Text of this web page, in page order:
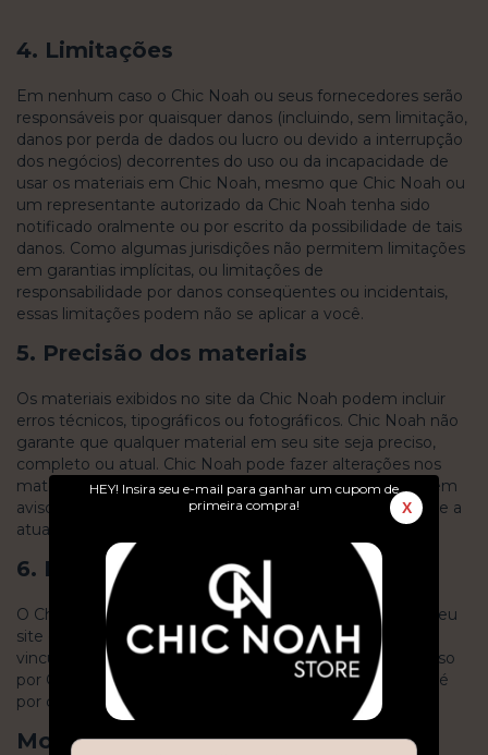
HEY! Insira seu e-mail para ganhar um cupom de
primeira compra!
X
4. Limitações
Em nenhum caso o Chic Noah ou seus fornecedores serão
responsáveis ​​por quaisquer danos (incluindo, sem limitação,
danos por perda de dados ou lucro ou devido a interrupção
dos negócios) decorrentes do uso ou da incapacidade de
usar os materiais em Chic Noah, mesmo que Chic Noah ou
um representante autorizado da Chic Noah tenha sido
notificado oralmente ou por escrito da possibilidade de tais
danos. Como algumas jurisdições não permitem limitações
em garantias implícitas, ou limitações de
responsabilidade por danos conseqüentes ou incidentais,
essas limitações podem não se aplicar a você.
5. Precisão dos materiais
Os materiais exibidos no site da Chic Noah podem incluir
erros técnicos, tipográficos ou fotográficos. Chic Noah não
garante que qualquer material em seu site seja preciso,
completo ou atual. Chic Noah pode fazer alterações nos
materiais contidos em seu site a qualquer momento, sem
aviso prévio. No entanto, Chic Noah não se compromete a
atualizar os materiais.
6. Links
O Chic Noah não analisou todos os sites vinculados ao seu
site e não é responsável pelo conteúdo de nenhum site
vinculado. A inclusão de qualquer link não implica endosso
por Chic Noah do site. O uso de qualquer site vinculado é
por conta e risco do usuário.
Modificações